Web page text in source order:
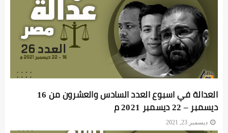
العدالة في اسبوع العدد السادس والعشرون من 16
ديسمبر – 22 ديسمبر 2021 م
ديسمبر 23, 2021